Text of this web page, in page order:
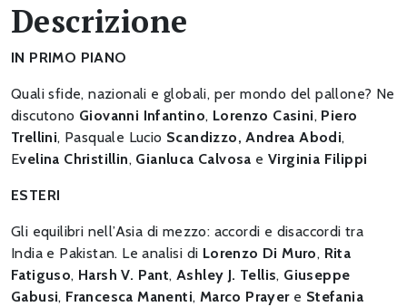
anni
Mondiali
quantità
Descrizione
IN PRIMO PIANO
Quali sfide, nazionali e globali, per mondo del pallone? Ne
discutono Giovanni Infantino, Lorenzo Casini, Piero
Trellini, Pasquale Lucio Scandizzo, Andrea Abodi,
Evelina Christillin, Gianluca Calvosa eVirginia Filippi
ESTERI
Gli equilibri nell’Asia di mezzo: accordi e disaccordi tra
India e Pakistan. Le analisi di Lorenzo Di Muro, Rita
Fatiguso, Harsh V. Pant,Ashley J. Tellis, Giuseppe
Gabusi, Francesca Manenti, Marco Prayere Stefania